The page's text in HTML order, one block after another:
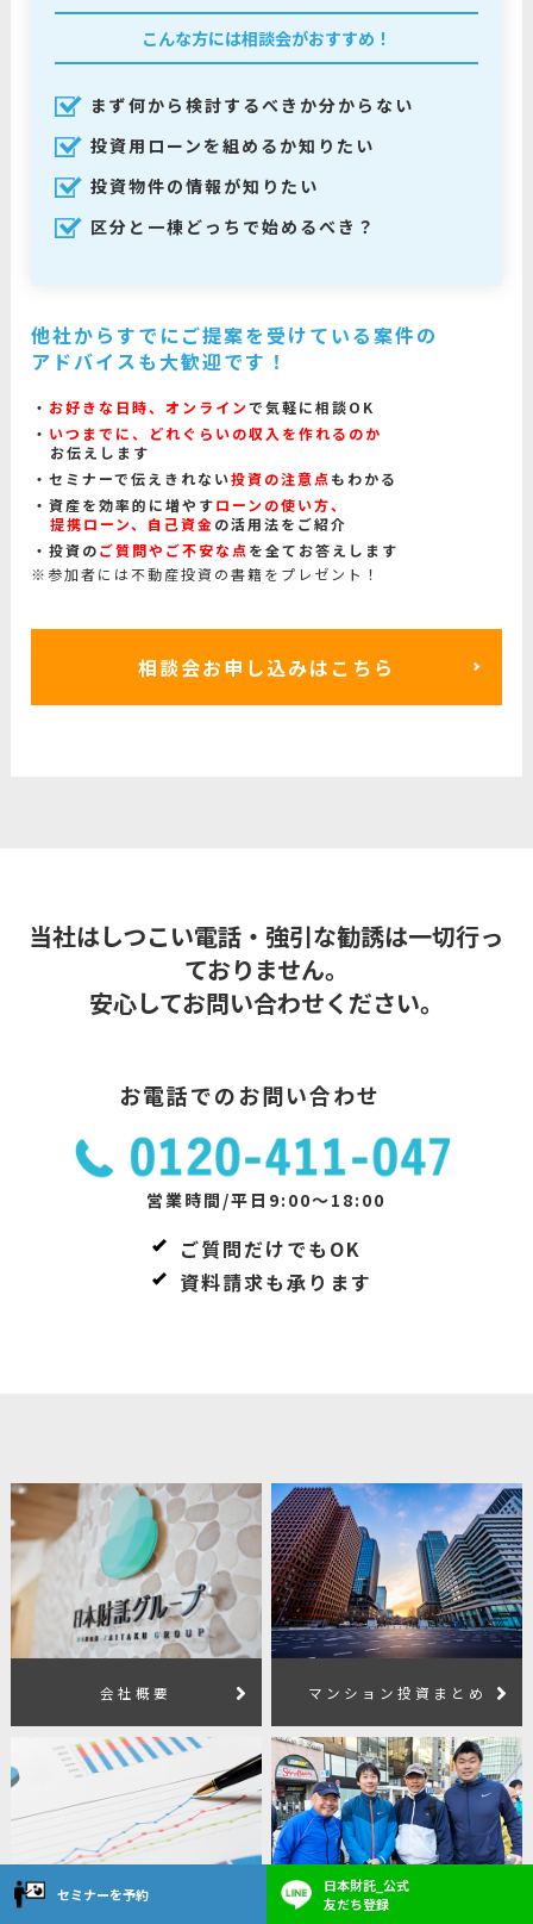
こんな方には相談会がおすすめ！
まず何から検討するべきか分からない
投資用ローンを組めるか知りたい
投資物件の情報が知りたい
区分と一棟どっちで始めるべき？
他社からすでにご提案を受けている案件の
アドバイスも大歓迎です！
お好きな日時、オンラインで気軽に相談OK
いつまでに、どれぐらいの収入を作れるのか
お伝えします
セミナーで伝えきれない投資の注意点もわかる
資産を効率的に増やすローンの使い方、
提携ローン、自己資金の活用法をご紹介
投資のご質問やご不安な点を全てお答えします
※参加者には不動産投資の書籍をプレゼント！
相談会お申し込みはこちら
当社はしつこい電話・強引な勧誘は一切行っ
ておりません。
安心してお問い合わせください。
お電話でのお問い合わせ
営業時間/平日9:00～18:00
ご質問だけでもOK
資料請求も承ります
会社概要 マンション投資まとめ
セミナーを予約
日本財託_公式
友だち登録